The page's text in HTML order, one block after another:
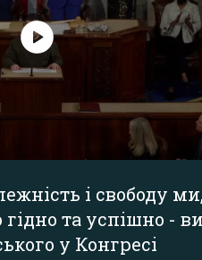
і свободу
та успішно -
у Конгресі